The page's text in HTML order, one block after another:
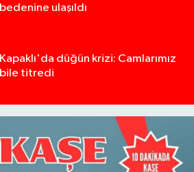
bedenine ulaşıldı
Kapaklı'da düğün krizi: Camlarımız
bile titredi